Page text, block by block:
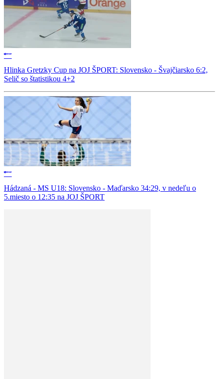
Hlinka Gretzky Cup na JOJ ŠPORT: Slovensko - Švajčiarsko 6:2,
Selič so štatistikou 4+2
Hádzaná - MS U18: Slovensko - Maďarsko 34:29, v nedeľu o
5.miesto o 12:35 na JOJ ŠPORT